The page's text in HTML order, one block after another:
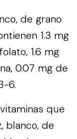
de grano
1.3 mg
1.6 mg
0.07 mg de
6.
que
blanco, de